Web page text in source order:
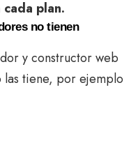
plan.
no tienen
y constructor web
las tiene, por ejemplo